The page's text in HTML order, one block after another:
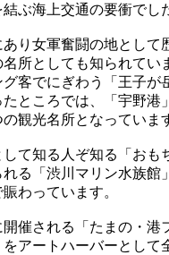
ぶ海上交通の要衝でし
り女軍奮闘の地とし
所としても知られて
客でにぎわう「王子
ところでは、「宇野
観光名所となっていま
て知る人ぞ知る「お
る「渋川マリン水族
わっています。
催される「たまの・
アートハーバーとし